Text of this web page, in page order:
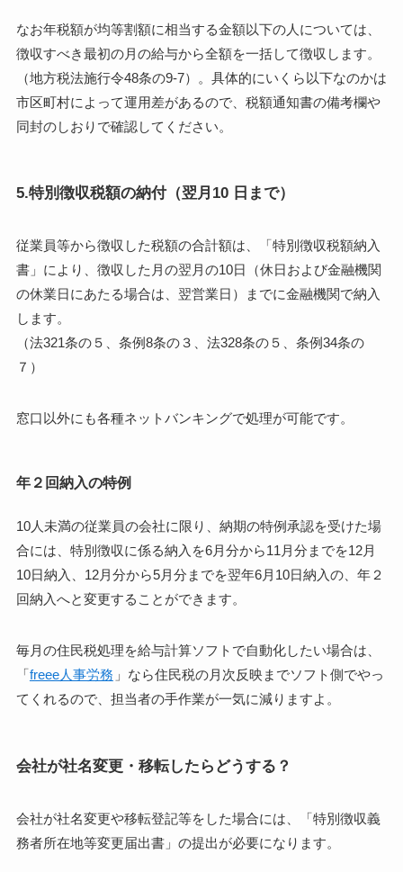
なお年税額が均等割額に相当する金額以下の人については、
徴収すべき最初の月の給与から全額を一括して徴収します。
（地方税法施行令48条の9-7）。具体的にいくら以下なのかは
市区町村によって運用差があるので、税額通知書の備考欄や
同封のしおりで確認してください。
5.特別徴収税額の納付（翌月10 日まで）
従業員等から徴収した税額の合計額は、「特別徴収税額納入
書」により、徴収した月の翌月の10日（休日および金融機関
の休業日にあたる場合は、翌営業日）までに金融機関で納入
します。
（法321条の５、条例8条の３、法328条の５、条例34条の
７）
窓口以外にも各種ネットバンキングで処理が可能です。
年２回納入の特例
10人未満の従業員の会社に限り、納期の特例承認を受けた場
合には、特別徴収に係る納入を6月分から11月分までを12月
10日納入、12月分から5月分までを翌年6月10日納入の、年２
回納入へと変更することができます。
毎月の住民税処理を給与計算ソフトで自動化したい場合は、
「freee人事労務 」なら住民税の月次反映までソフト側でやっ
てくれるので、担当者の手作業が一気に減りますよ。
会社が社名変更・移転したらどうする？
会社が社名変更や移転登記等をした場合には、「特別徴収義
務者所在地等変更届出書」の提出が必要になります。